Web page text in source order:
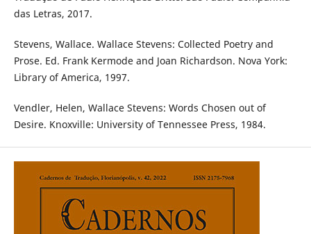
das Letras, 2017.
Stevens, Wallace. Wallace Stevens: Collected Poetry and
Prose. Ed. Frank Kermode and Joan Richardson. Nova York:
Library of America, 1997.
Vendler, Helen, Wallace Stevens: Words Chosen out of
Desire. Knoxville: University of Tennessee Press, 1984.